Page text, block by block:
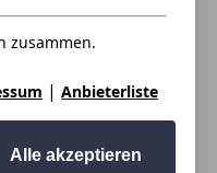
zusammen.
| Anbieterliste
Alle akzeptieren